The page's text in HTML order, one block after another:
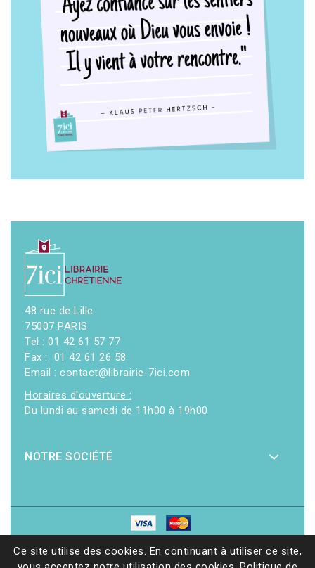
48 rue de Lille
75007 PARIS
Tel : 01 42 61 57 77
Fax : 01 42 61 26 58
Email : contact@librairie-7ici.com
Horaires d'ouverture :
Du lundi au samedi de 11h00 à 19h00
NOTRE SOCIÉTÉ
Ce site utilise des cookies. En continuant à utiliser ce site,
© 2026 - Librairie 7ici| Site web réalisé par Ethicweb